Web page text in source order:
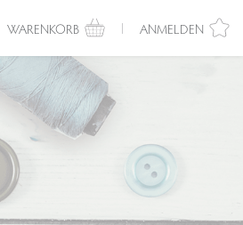
WARENKORB ANMELDEN